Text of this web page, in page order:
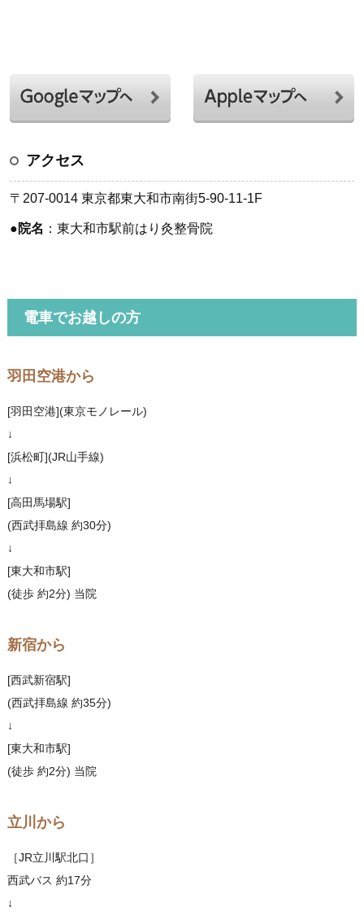
アクセス
〒207-0014 東京都東大和市南街5-90-11-1F
●院名 ：東大和市駅前はり灸整骨院
電車でお越しの方
羽田空港から
[羽田空港](東京モノレール)
↓
[浜松町](JR山手線)
↓
[高田馬場駅]
(西武拝島線 約30分)
↓
[東大和市駅]
(徒歩 約2分) 当院
新宿から
[西武新宿駅]
(西武拝島線 約35分)
↓
[東大和市駅]
(徒歩 約2分) 当院
立川から
［JR立川駅北口］
西武バス 約17分
↓